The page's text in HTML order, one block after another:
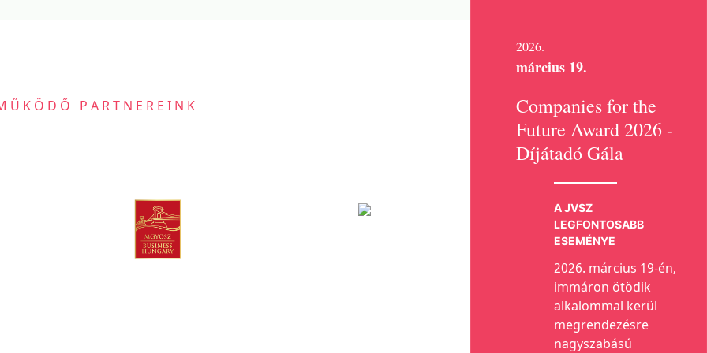
2026.
március 19.
Companies for the
Future Award 2026 -
Díjátadó Gála
A JVSZ
LEGFONTOSABB
ESEMÉNYE
2026. március 19-én,
immáron ötödik
alkalommal kerül
megrendezésre
nagyszabású
PARTNEREINK